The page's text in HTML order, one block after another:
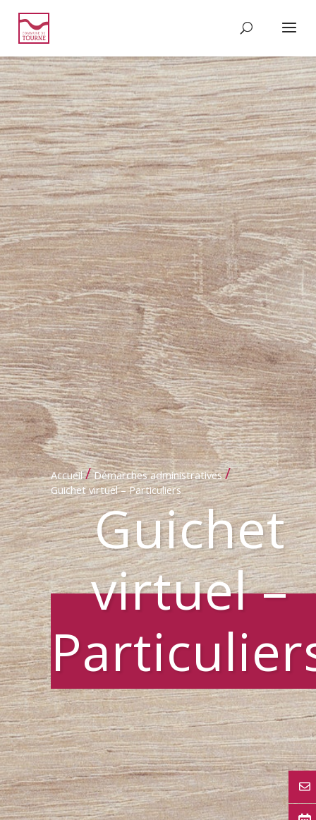
Accueil / Démarches administratives /
Guichet virtuel – Particuliers
Guichet
virtuel –